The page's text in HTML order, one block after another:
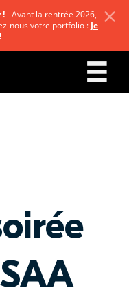
!- Avant la rentrée 2026,
nous votre portfolio : Je
!